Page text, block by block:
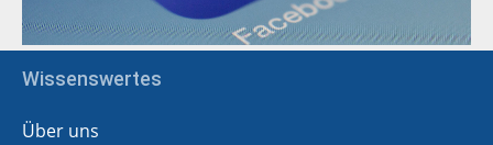
Wissenswertes
Über uns